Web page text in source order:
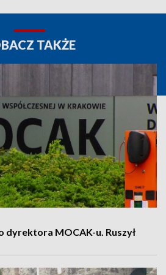
TAKŻE
dyrektora MOCAK-u. Ruszył